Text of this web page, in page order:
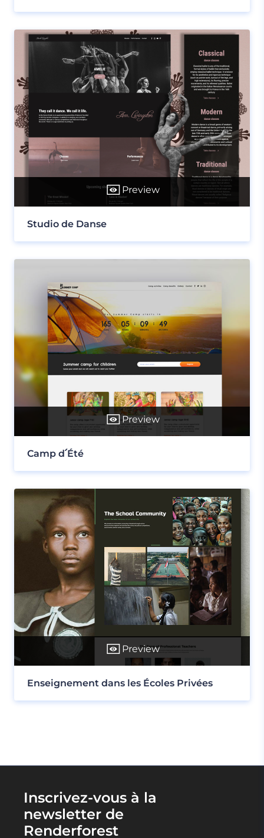
Preview
Studio de Danse
Preview
Camp d՛Été
Preview
Enseignement dans les Écoles Privées
Inscrivez-vous à la
newsletter de
Renderforest